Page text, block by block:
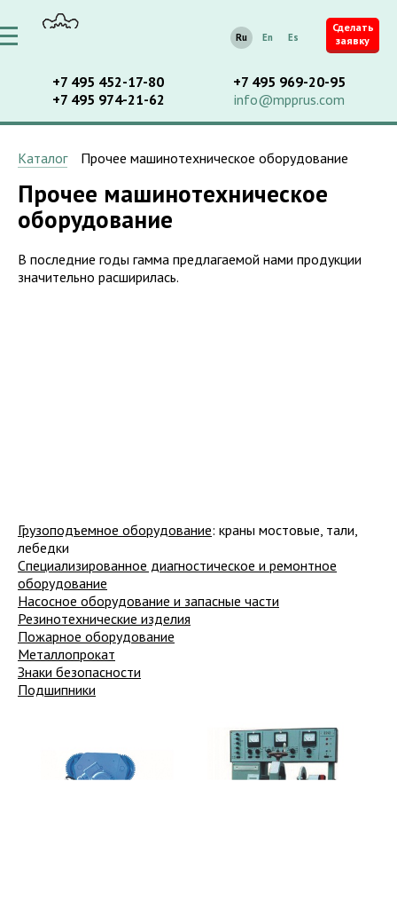
Ru En Es
Сделать
заявку
+7 495 452-17-80
+7 495 969-20-95
+7 495 974-21-62
info@mpprus.com
Каталог Прочее машинотехническое оборудование
Прочее машинотехническое
оборудование
В последние годы гамма предлагаемой нами продукции
значительно расширилась.
Грузоподъемное оборудование: краны мостовые, тали,
лебедки
Специализированное диагностическое и ремонтное
оборудование
Насосное оборудование и запасные части
Резинотехнические изделия
Пожарное оборудование
Металлопрокат
Знаки безопасности
Подшипники